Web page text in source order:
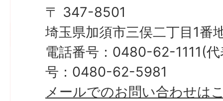
〒 347-8501
埼玉県加須市三俣二丁目1番
電話番号：0480-62-1111(
号：0480-62-5981
メールでのお問い合わせは